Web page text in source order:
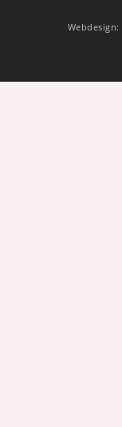
Webdesign: